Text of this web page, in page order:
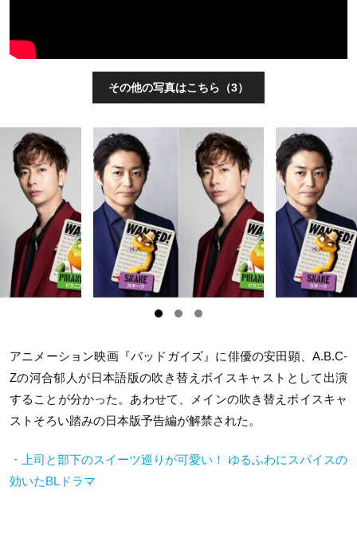
その他の写真はこちら（3）
アニメーション映画『バッドガイズ』に俳優の安田顕、A.B.C-
Zの河合郁人が日本語版の吹き替えボイスキャストとして出演
することが分かった。あわせて、メインの吹き替えボイスキャ
ストそろい踏みの日本版予告編が解禁された。
・上司と部下のスイーツ巡りが可愛い！ ゆるふわにスパイスの
効いたBLドラマ